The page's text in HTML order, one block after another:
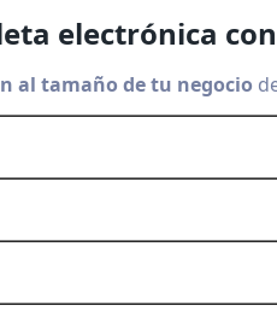
electrónica
al tamaño de tu negocio